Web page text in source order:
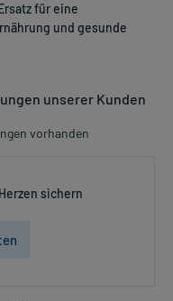
für eine
und gesunde
unserer Kunden
vorhanden
sichern